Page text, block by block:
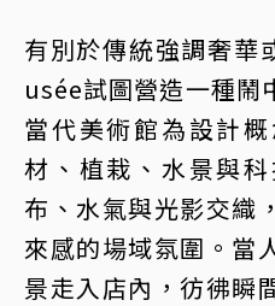
有別於傳統強調奢華
usée試圖營造一種鬧
當代美術館為設計
材、植栽、水景與
布、水氣與光影交織
來感的場域氛圍。當
景走入店內，彷彿瞬